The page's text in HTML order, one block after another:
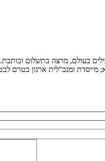
בעולם, מרצה בתשלום
ומנכ"לית ארגון בטרם